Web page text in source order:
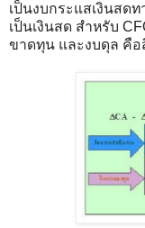
เป็นงบกระแสเงินสด
เป็นเงินสด สำหรับ
ขาดทุน และงบดุล คือ